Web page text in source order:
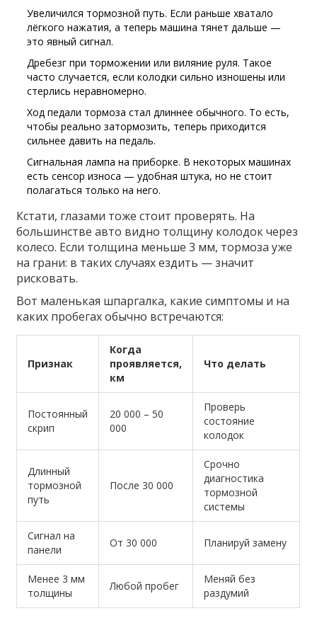
Увеличился тормозной путь. Если раньше хватало
лёгкого нажатия, а теперь машина тянет дальше —
это явный сигнал.
Дребезг при торможении или виляние руля. Такое
часто случается, если колодки сильно изношены или
стерлись неравномерно.
Ход педали тормоза стал длиннее обычного. То есть,
чтобы реально затормозить, теперь приходится
сильнее давить на педаль.
Сигнальная лампа на приборке. В некоторых машинах
есть сенсор износа — удобная штука, но не стоит
полагаться только на него.
Кстати, глазами тоже стоит проверять. На
большинстве авто видно толщину колодок через
колесо. Если толщина меньше 3 мм, тормоза уже
на грани: в таких случаях ездить — значит
рисковать.
Вот маленькая шпаргалка, какие симптомы и на
каких пробегах обычно встречаются:
Признак
Когда
проявляется,
км
Что делать
Постоянный
скрип
20 000 – 50
000
Проверь
состояние
колодок
Длинный
тормозной
путь
После 30 000
Срочно
диагностика
тормозной
системы
Сигнал на
панели
От 30 000 Планируй замену
Менее 3 мм
толщины
Любой пробег
Меняй без
раздумий